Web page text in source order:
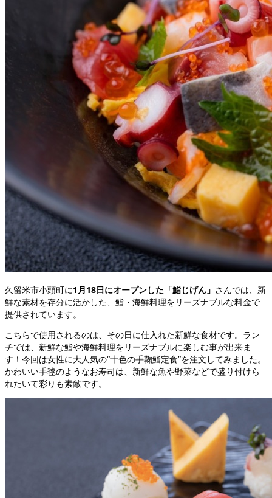
久留米市小頭町に1月18日にオープンした「鮨じげん」 さんでは、新
鮮な素材を存分に活かした、鮨・海鮮料理をリーズナブルな料金で
提供されています。
こちらで使用されるのは、その日に仕入れた新鮮な食材です。ラン
チでは、新鮮な鮨や海鮮料理をリーズナブルに楽しむ事が出来ま
す！今回は女性に大人気の“十色の手鞠鮨定食”を注文してみました。
かわいい手毬のようなお寿司は、新鮮な魚や野菜などで盛り付けら
れたいて彩りも素敵です。